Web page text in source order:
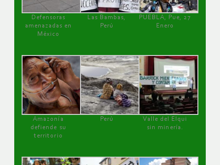
Defensoras
amenazadas en
México
Las Bambas,
Perú
PUEBLA, Pue, 27
Enero
Amazonía
defiende su
territorio
Perú
Valle del Elqui
sin minería.